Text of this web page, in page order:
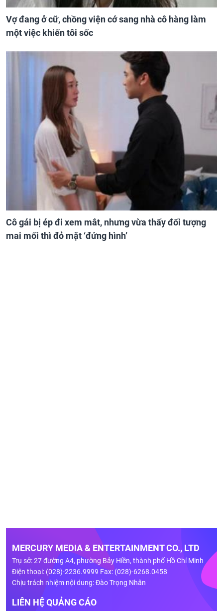
Vợ đang ở cữ, chồng viện cớ sang nhà cô hàng làm
một việc khiến tôi sốc
Cô gái bị ép đi xem mắt, nhưng vừa thấy đối tượng
mai mối thì đỏ mặt ‘đứng hình’
MERCURY MEDIA & ENTERTAINMENT CO., LTD
Trụ sở: 27 đường A4, phường Bảy Hiền, thành phố Hồ Chí Minh
Điện thoại: (028)-2236.9999 Fax: (028)-6268.0458
Chịu trách nhiệm nội dung: Đào Trọng Nhân
LIÊN HỆ QUẢNG CÁO